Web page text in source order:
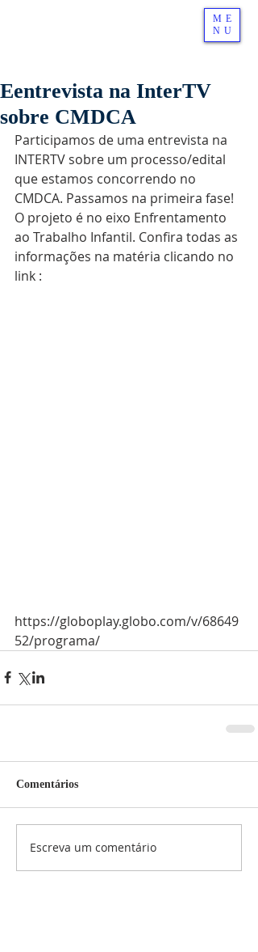
ME
NU
Eentrevista na InterTV
sobre CMDCA
Participamos de uma entrevista na
INTERTV sobre um processo/edital
que estamos concorrendo no
CMDCA. Passamos na primeira fase!
O projeto é no eixo Enfrentamento
ao Trabalho Infantil. Confira todas as
informações na matéria clicando no
link :
https://globoplay.globo.com/v/68649
52/programa/
Comentários
Escreva um comentário